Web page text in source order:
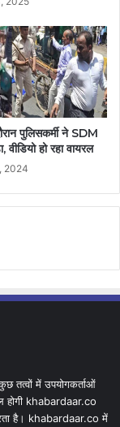
पुलिसकर्मी ने SDM
वीडियो हो रहा वायरल
2024
तत्वों में उपयोगकर्ताओं
होगी khabardaar.co
है। khabardaar.co में